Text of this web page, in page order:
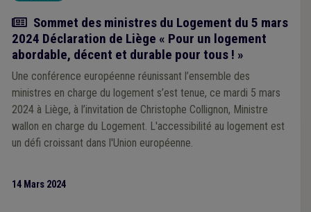
Actualité
Sommet des ministres du Logement du 5 mars
2024 Déclaration de Liège « Pour un logement
abordable, décent et durable pour tous ! »
Une conférence européenne réunissant l’ensemble des
ministres en charge du logement s’est tenue, ce mardi 5 mars
2024 à Liège, à l’invitation de Christophe Collignon, Ministre
wallon en charge du Logement. L'accessibilité au logement est
un défi croissant dans l'Union européenne.
14 Mars 2024